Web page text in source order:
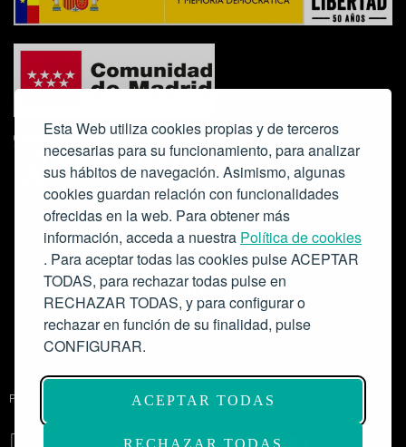
Esta Web utiliza cookies propias y de terceros
necesarias para su funcionamiento, para analizar
sus hábitos de navegación. Asimismo, algunas
cookies guardan relación con funcionalidades
ofrecidas en la web. Para obtener más
información, acceda a nuestra Política de cookies
. Para aceptar todas las cookies pulse ACEPTAR
TODAS, para rechazar todas pulse en
RECHAZAR TODAS, y para configurar o
rechazar en función de su finalidad, pulse
CONFIGURAR.
ACEPTAR TODAS
RECHAZAR TODAS
Colabora:
Proyecto de modernización de infraestructuras y digitalización del
Salón de Actos del Ateneo de Madrid como espacio escénico-musical.
Subvención: 175.000€